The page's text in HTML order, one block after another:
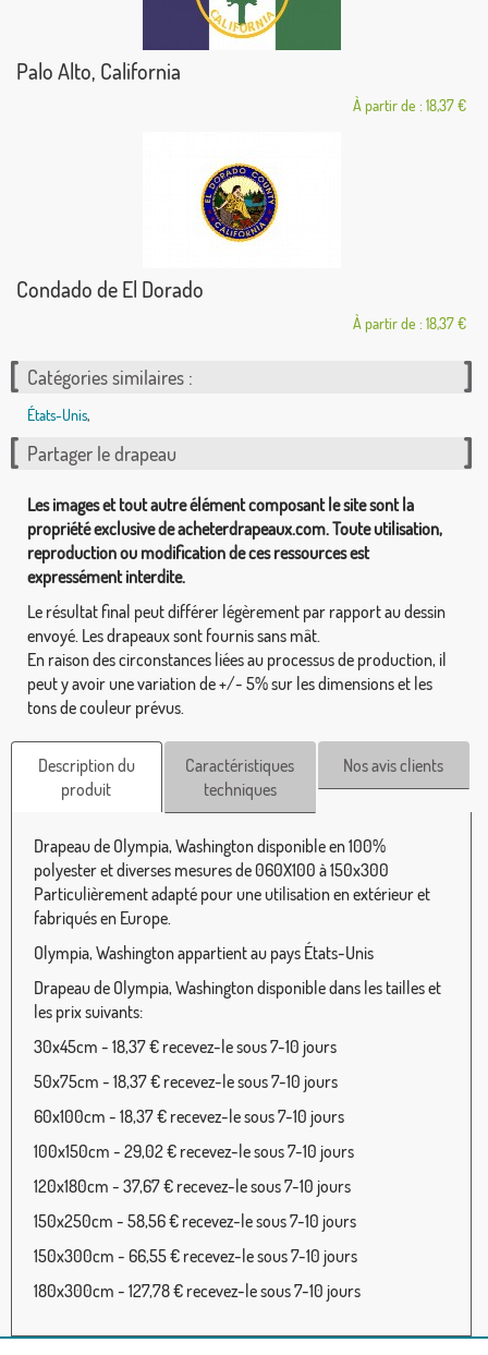
Palo Alto, California
À partir de : 18,37 €
Condado de El Dorado
À partir de : 18,37 €
Catégories similaires :
États-Unis,
Partager le drapeau
Les images et tout autre élément composant le site sont la
propriété exclusive de acheterdrapeaux.com. Toute utilisation,
reproduction ou modification de ces ressources est
expressément interdite.
Le résultat final peut différer légèrement par rapport au dessin
envoyé. Les drapeaux sont fournis sans mât.
En raison des circonstances liées au processus de production, il
peut y avoir une variation de +/- 5% sur les dimensions et les
tons de couleur prévus.
Description du
produit
Caractéristiques
techniques
Nos avis clients
Drapeau de Olympia, Washington disponible en 100%
polyester et diverses mesures de 060X100 à 150x300
Particulièrement adapté pour une utilisation en extérieur et
fabriqués en Europe.
Olympia, Washington appartient au pays États-Unis
Drapeau de Olympia, Washington disponible dans les tailles et
les prix suivants:
30x45cm - 18,37 € recevez-le sous 7-10 jours
50x75cm - 18,37 € recevez-le sous 7-10 jours
60x100cm - 18,37 € recevez-le sous 7-10 jours
100x150cm - 29,02 € recevez-le sous 7-10 jours
120x180cm - 37,67 € recevez-le sous 7-10 jours
150x250cm - 58,56 € recevez-le sous 7-10 jours
150x300cm - 66,55 € recevez-le sous 7-10 jours
180x300cm - 127,78 € recevez-le sous 7-10 jours